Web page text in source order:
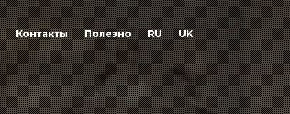
Контакты Полезно RU UK